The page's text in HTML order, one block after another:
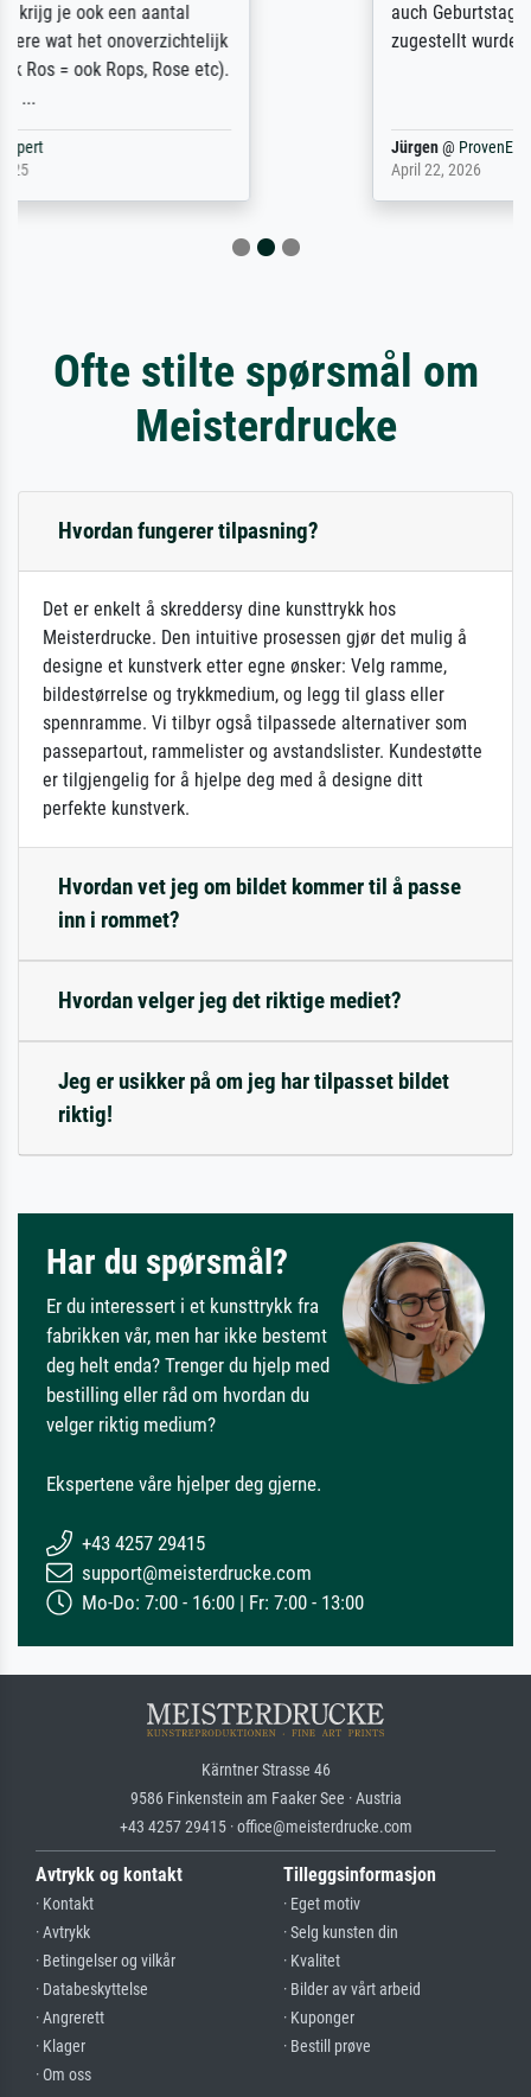
auch Geburtstag sein) doch nach zu Hause
zugestellt wurde.
Ofte stilte spørsmål om
Meisterdrucke
Hvordan fungerer tilpasning?
Det er enkelt å skreddersy dine kunsttrykk hos
Meisterdrucke. Den intuitive prosessen gjør det mulig å
designe et kunstverk etter egne ønsker: Velg ramme,
bildestørrelse og trykkmedium, og legg til glass eller
spennramme. Vi tilbyr også tilpassede alternativer som
passepartout, rammelister og avstandslister. Kundestøtte
er tilgjengelig for å hjelpe deg med å designe ditt
perfekte kunstverk.
Hvordan vet jeg om bildet kommer til å passe
inn i rommet?
Hvordan velger jeg det riktige mediet?
Jeg er usikker på om jeg har tilpasset bildet
riktig!
Har du spørsmål?
Er du interessert i et kunsttrykk fra
fabrikken vår, men har ikke bestemt
deg helt enda? Trenger du hjelp med
bestilling eller råd om hvordan du
velger riktig medium?
Ekspertene våre hjelper deg gjerne.
+43 4257 29415
support@meisterdrucke.com
Mo-Do: 7:00 - 16:00 | Fr: 7:00 - 13:00
Kärntner Strasse 46
9586 Finkenstein am Faaker See · Austria
+43 4257 29415 · office@meisterdrucke.com
Avtrykk og kontakt
· Kontakt
· Avtrykk
· Betingelser og vilkår
· Databeskyttelse
· Angrerett
· Klager
· Om oss
Tilleggsinformasjon
· Eget motiv
· Selg kunsten din
· Kvalitet
· Bilder av vårt arbeid
· Kuponger
· Bestill prøve